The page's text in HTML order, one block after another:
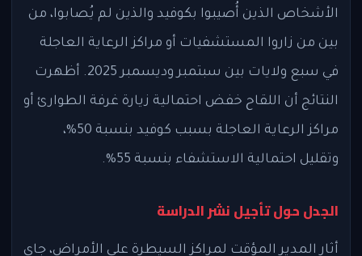
الأشخاص الذين أُصيبوا بكوفيد والذين لم يُصابوا، من
بين من زاروا المستشفيات أو مراكز الرعاية العاجلة
في سبع ولايات بين سبتمبر وديسمبر 2025. أظهرت
النتائج أن اللقاح خفض احتمالية زيارة غرفة الطوارئ أو
مراكز الرعاية العاجلة بسبب كوفيد بنسبة 50%،
وتقليل احتمالية الاستشفاء بنسبة 55%.
الجدل حول تأجيل نشر الدراسة
أثار المدير المؤقت لمراكز السيطرة على الأمراض، جاي